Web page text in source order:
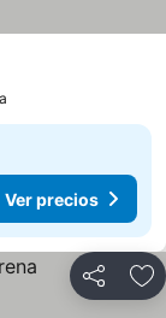
Ver precios
Compartir